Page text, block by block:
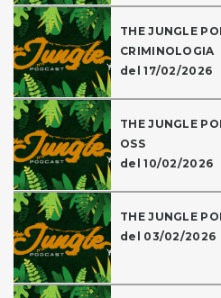
THE JUNGLE
CRIMINOLOGIA
del 17/02/2026
THE JUNGLE
OSS
del 10/02/2026
THE JUNGLE
del 03/02/2026